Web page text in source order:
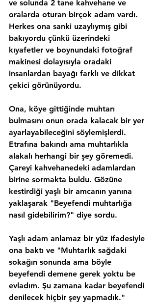
ve solunda 2 tane kahvehane ve
oralarda oturan birçok adam vardı.
Herkes ona sanki uzaylıymış gibi
bakıyordu çünkü üzerindeki
kıyafetler ve boynundaki fotoğraf
makinesi dolayısıyla oradaki
insanlardan bayağı farklı ve dikkat
çekici görünüyordu.
Ona, köye gittiğinde muhtarı
bulmasını onun orada kalacak bir yer
ayarlayabileceğini söylemişlerdi.
Etrafına bakındı ama muhtarlıkla
alakalı herhangi bir şey göremedi.
Çareyi kahvehanedeki adamlardan
birine sormakta buldu. Gözüne
kestirdiği yaşlı bir amcanın yanına
yaklaşarak "Beyefendi muhtarlığa
nasıl gidebilirim?" diye sordu.
Yaşlı adam anlamaz bir yüz ifadesiyle
ona baktı ve "Muhtarlık sağdaki
sokağın sonunda ama böyle
beyefendi demene gerek yoktu be
evladım. Şu zamana kadar beyefendi
denilecek hiçbir şey yapmadık."